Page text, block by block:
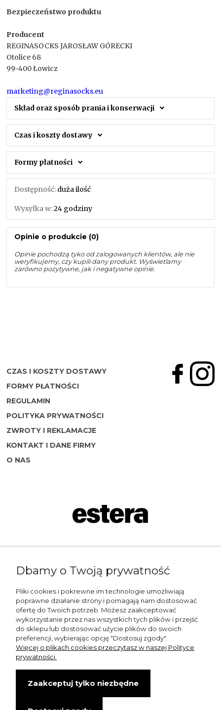
Bezpieczeństwo produktu
Producent
REGINASOCKS JAROSŁAW GÓRECKI
Otolice 68
99-400 Łowicz
marketing@reginasocks.eu
Skład oraz sposób prania i konserwacji
Czas i koszty dostawy
Formy płatności
Dostępność: duża ilość
Wysyłka w:24 godziny
Opinie o produkcie (0)
Opinie pochodzą tyko od zalogowanych klientów, ale nie
weryfikujemy, czy kupili dany produkt. Wyświetlamy
zarówno pozytywne, jak i negatywne opinie.
CZAS I KOSZTY DOSTAWY
FORMY PŁATNOŚCI
REGULAMIN
POLITYKA PRYWATNOŚCI
ZWROTY I REKLAMACJE
KONTAKT I DANE FIRMY
O NAS
shop@esterashop.com
+48 785 709 330
ESTERA
Otolice 68
99-400 Łowicz
Wskazówki dojazdu
NIP: 8341003819
Dbamy o Twoją prywatność
Pliki cookies i pokrewne im technologie umożliwiają
poprawne działanie strony i pomagają nam dostosować
ofertę do Twoich potrzeb. Możesz zaakceptować
wykorzystanie przez nas wszystkich tych plików i przejść
do sklepu lub dostosować użycie plików do swoich
preferencji, wybierając opcję "Dostosuj zgody".
Więcej o plikach cookies przeczytasz w naszej Polityce
prywatności.
Zaakceptuj tylko niezbędne